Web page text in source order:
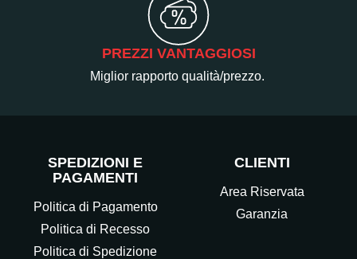
PREZZI VANTAGGIOSI
Miglior rapporto qualità/prezzo.
SPEDIZIONI E
PAGAMENTI
Politica di Pagamento
Politica di Recesso
Politica di Spedizione
CLIENTI
Area Riservata
Garanzia